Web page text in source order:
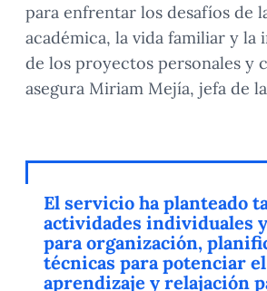
para enfrentar los desafíos de
académica, la vida familiar y la
de los proyectos personales y
asegura Miriam Mejía, jefa de la
El servicio ha planteado
actividades individuales
para organización,
técnicas para potenciar el
aprendizaje y relajación